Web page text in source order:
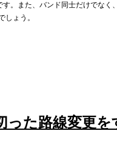
。また、バンド同士だけでなく
しょう。
った路線変更を